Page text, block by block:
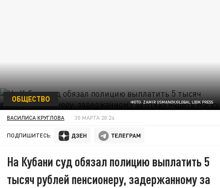
ФОТО: ZAMIR USMANOV/GLOBAL LOOK PRESS
ОБЩЕСТВО
ВАСИЛИСА КРУГЛОВА 30 МАРТА 20:24
ПОДПИШИТЕСЬ:
На Кубани суд обязал полицию выплатить 5
тысяч рублей пенсионеру, задержанному за